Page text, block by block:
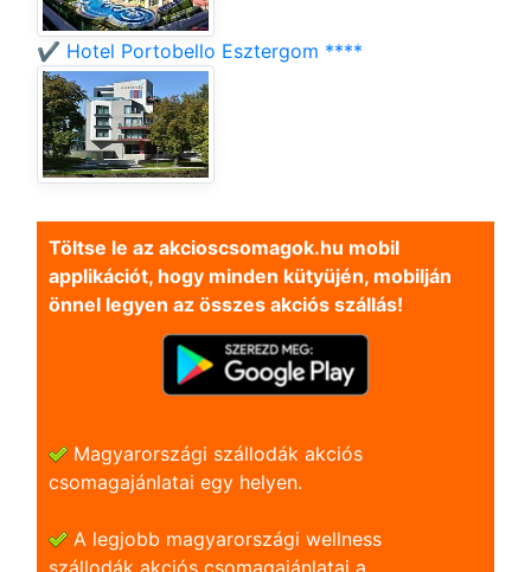
✔️ Hotel Portobello Esztergom ****
Töltse le az akcioscsomagok.hu mobil
applikációt, hogy minden kütyüjén, mobilján
önnel legyen az összes akciós szállás!
Magyarországi szállodák akciós
csomagajánlatai egy helyen.
A legjobb magyarországi wellness
szállodák akciós csomagajánlatai a